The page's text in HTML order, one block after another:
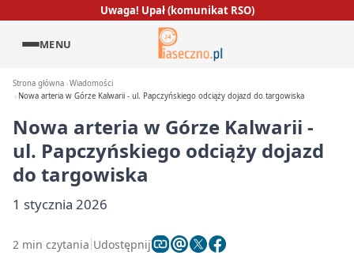
Uwaga! Upał (komunikat RSO)
MENU
Strona główna Wiadomości
Nowa arteria w Górze Kalwarii - ul. Papczyńskiego odciąży dojazd do targowiska
Nowa arteria w Górze Kalwarii -
ul. Papczyńskiego odciąży dojazd
do targowiska
1 stycznia 2026
2 min czytania Udostępnij